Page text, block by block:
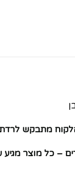
מתבקש
– כל מוצר